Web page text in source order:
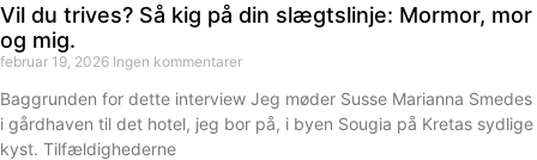
Vil du trives? Så kig på din slægtslinje: Mormor, mor
og mig.
februar 19, 2026 Ingen kommentarer
Baggrunden for dette interview Jeg møder Susse Marianna Smedes
i gårdhaven til det hotel, jeg bor på, i byen Sougia på Kretas sydlige
kyst. Tilfældighederne